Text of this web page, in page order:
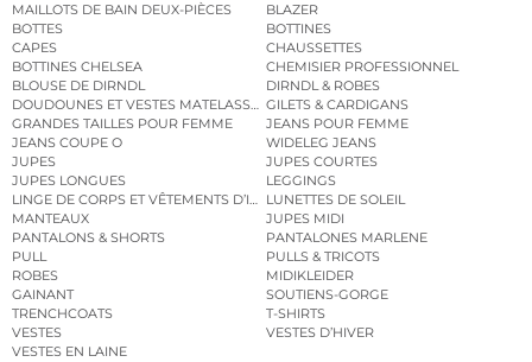
MAILLOTS DE BAIN DEUX-PIÈCES
BLAZER
BOTTES
BOTTINES
CAPES
CHAUSSETTES
BOTTINES CHELSEA
CHEMISIER PROFESSIONNEL
BLOUSE DE DIRNDL
DIRNDL & ROBES
DOUDOUNES ET VESTES MATELASSÉESGILETS & CARDIGANS
GRANDES TAILLES POUR FEMME
JEANS POUR FEMME
JEANS COUPE O
WIDELEG JEANS
JUPES
JUPES COURTES
JUPES LONGUES
LEGGINGS
LINGE DE CORPS ET VÊTEMENTS D’INTÉRIEURLUNETTES DE SOLEIL
MANTEAUX
JUPES MIDI
PANTALONS & SHORTS
PANTALONES MARLENE
PULL
PULLS & TRICOTS
ROBES
MIDIKLEIDER
GAINANT
SOUTIENS-GORGE
TRENCHCOATS
T-SHIRTS
VESTES
VESTES D’HIVER
VESTES EN LAINE